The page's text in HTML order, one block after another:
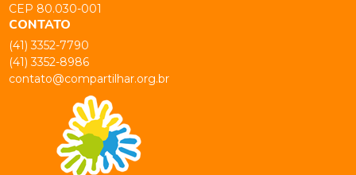
CEP 80.030-001
CONTATO
(41) 3352-7790
(41) 3352-8986
contato@compartilhar.org.br